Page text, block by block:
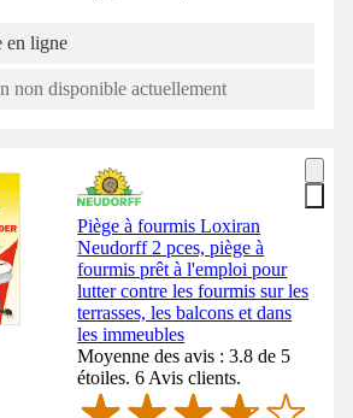
en ligne
non disponible actuellement
Piège à fourmis Loxiran
Neudorff 2 pces, piège à
fourmis prêt à l'emploi pour
lutter contre les fourmis sur les
terrasses, les balcons et dans
les immeubles
Moyenne des avis : 3.8 de 5
étoiles. 6 Avis clients.